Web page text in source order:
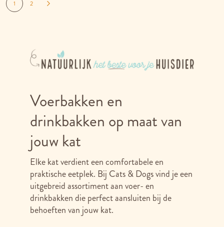
Je lees momenteel pagina
1 Pagina
2
Voerbakken en
drinkbakken op maat van
jouw kat
Elke kat verdient een comfortabele en
praktische eetplek. Bij Cats & Dogs vind je een
uitgebreid assortiment aan voer- en
drinkbakken die perfect aansluiten bij de
behoeften van jouw kat.